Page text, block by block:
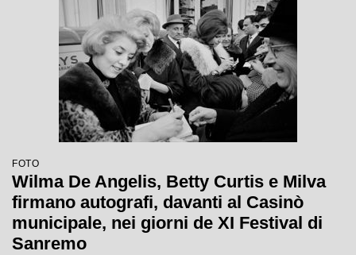
FOTO
Wilma De Angelis, Betty Curtis e Milva
firmano autografi, davanti al Casinò
municipale, nei giorni de XI Festival di
Sanremo